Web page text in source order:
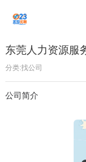
东莞人力资源服
分类:找公司
公司简介